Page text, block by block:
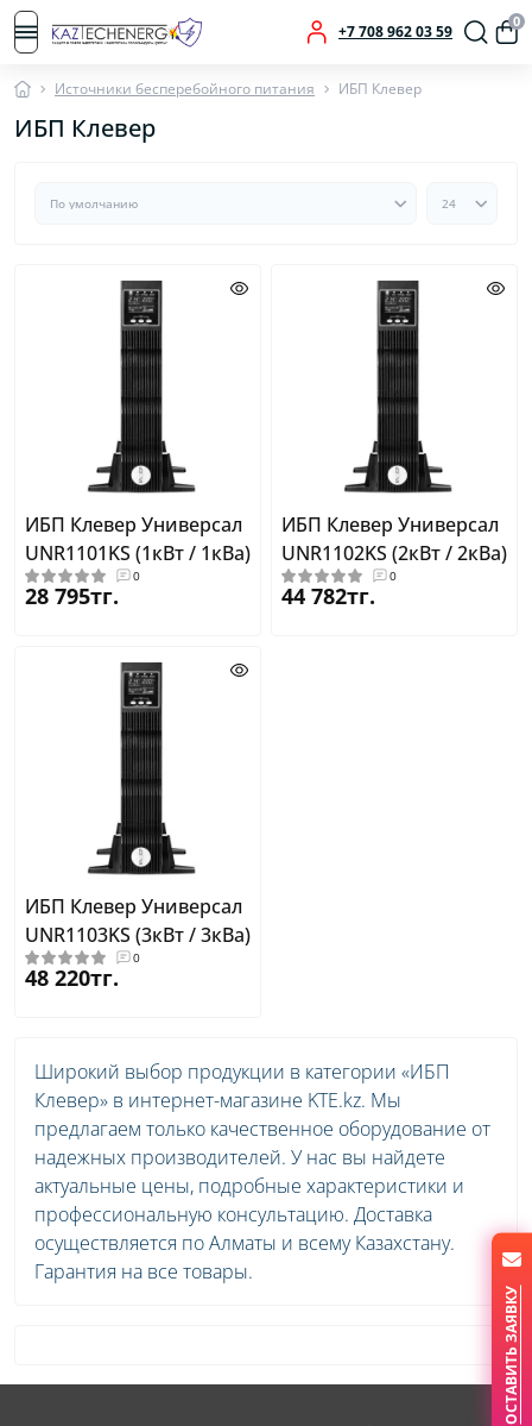
+7 708 962 03 59
0
Источники бесперебойного питания ИБП Клевер
ИБП Клевер
ИБП Клевер Универсал
UNR1101KS (1кВт / 1кВа)
0
28 795тг.
ИБП Клевер Универсал
UNR1102KS (2кВт / 2кВа)
0
44 782тг.
ИБП Клевер Универсал
UNR1103KS (3кВт / 3кВа)
0
48 220тг.
Широкий выбор продукции в категории «ИБП
Клевер» в интернет-магазине KTE.kz. Мы
предлагаем только качественное оборудование от
надежных производителей. У нас вы найдете
актуальные цены, подробные характеристики и
профессиональную консультацию. Доставка
осуществляется по Алматы и всему Казахстану.
Гарантия на все товары.
ОСТАВИТЬ ЗАЯВКУ